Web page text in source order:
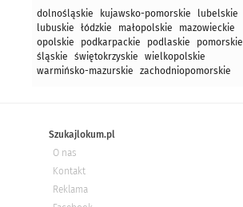
dolnośląskie kujawsko-pomorskie
lubelskie
lubuskie
łódzkie małopolskie
mazowieckie
opolskie
podkarpackie podlaskie
pomorskie
śląskie
świętokrzyskie
wielkopolskie
warmińsko-mazurskie
zachodniopomorskie
Szukajlokum.pl
O nas
Kontakt
Reklama